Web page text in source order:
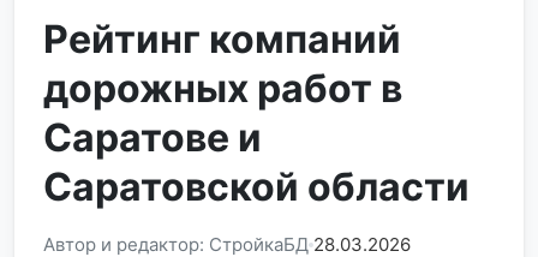
Рейтинг компаний
дорожных работ в
Саратове и
Саратовской области
Автор и редактор: СтройкаБД 28.03.2026